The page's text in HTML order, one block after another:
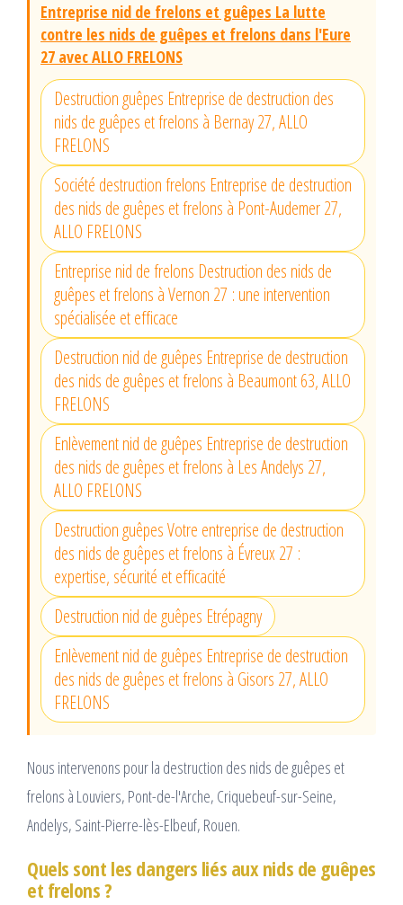
Entreprise nid de frelons et guêpes La lutte
contre les nids de guêpes et frelons dans l'Eure
27 avec ALLO FRELONS
Destruction guêpes Entreprise de destruction des
nids de guêpes et frelons à Bernay 27, ALLO
FRELONS
Société destruction frelons Entreprise de destruction
des nids de guêpes et frelons à Pont-Audemer 27,
ALLO FRELONS
Entreprise nid de frelons Destruction des nids de
guêpes et frelons à Vernon 27 : une intervention
spécialisée et efficace
Destruction nid de guêpes Entreprise de destruction
des nids de guêpes et frelons à Beaumont 63, ALLO
FRELONS
Enlèvement nid de guêpes Entreprise de destruction
des nids de guêpes et frelons à Les Andelys 27,
ALLO FRELONS
Destruction guêpes Votre entreprise de destruction
des nids de guêpes et frelons à Évreux 27 :
expertise, sécurité et efficacité
Destruction nid de guêpes Etrépagny
Enlèvement nid de guêpes Entreprise de destruction
des nids de guêpes et frelons à Gisors 27, ALLO
FRELONS
Nous intervenons pour la destruction des nids de guêpes et
frelons à Louviers, Pont-de-l'Arche, Criquebeuf-sur-Seine,
Andelys, Saint-Pierre-lès-Elbeuf, Rouen.
Quels sont les dangers liés aux nids de guêpes
et frelons ?